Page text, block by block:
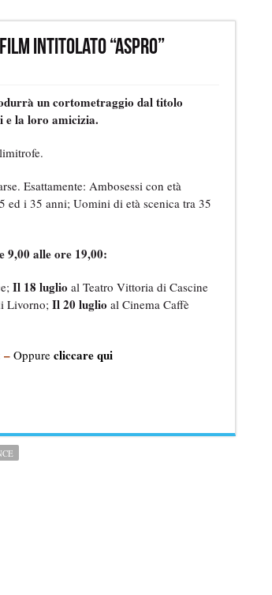
intitolato “Aspro”
un cortometraggio dal titolo
e la loro amicizia.
Esattamente: Ambosessi con età
ed i 35 anni; Uomini di età scenica tra 35
9,00 alle ore 19,00:
Il 18 luglio al Teatro Vittoria di Cascine
Livorno;Il 20 luglio al Cinema Caffè
– Oppure cliccare qui